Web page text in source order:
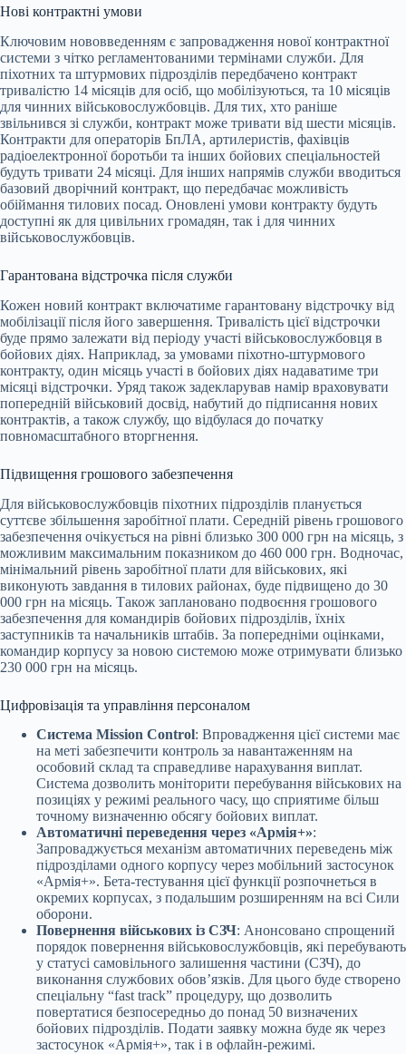
Нові контрактні умови
Ключовим нововведенням є запровадження нової контрактної
системи з чітко регламентованими термінами служби. Для
піхотних та штурмових підрозділів передбачено контракт
тривалістю 14 місяців для осіб, що мобілізуються, та 10 місяців
для чинних військовослужбовців. Для тих, хто раніше
звільнився зі служби, контракт може тривати від шести місяців.
Контракти для операторів БпЛА, артилеристів, фахівців
радіоелектронної боротьби та інших бойових спеціальностей
будуть тривати 24 місяці. Для інших напрямів служби вводиться
базовий дворічний контракт, що передбачає можливість
обіймання тилових посад. Оновлені умови контракту будуть
доступні як для цивільних громадян, так і для чинних
військовослужбовців.
Гарантована відстрочка після служби
Кожен новий контракт включатиме гарантовану відстрочку від
мобілізації після його завершення. Тривалість цієї відстрочки
буде прямо залежати від періоду участі військовослужбовця в
бойових діях. Наприклад, за умовами піхотно-штурмового
контракту, один місяць участі в бойових діях надаватиме три
місяці відстрочки. Уряд також задекларував намір враховувати
попередній військовий досвід, набутий до підписання нових
контрактів, а також службу, що відбулася до початку
повномасштабного вторгнення.
Підвищення грошового забезпечення
Для військовослужбовців піхотних підрозділів планується
суттєве збільшення заробітної плати. Середній рівень грошового
забезпечення очікується на рівні близько 300 000 грн на місяць, з
можливим максимальним показником до 460 000 грн. Водночас,
мінімальний рівень заробітної плати для військових, які
виконують завдання в тилових районах, буде підвищено до 30
000 грн на місяць. Також заплановано подвоєння грошового
забезпечення для командирів бойових підрозділів, їхніх
заступників та начальників штабів. За попередніми оцінками,
командир корпусу за новою системою може отримувати близько
230 000 грн на місяць.
Цифровізація та управління персоналом
Система Mission Control: Впровадження цієї системи має
на меті забезпечити контроль за навантаженням на
особовий склад та справедливе нарахування виплат.
Система дозволить моніторити перебування військових на
позиціях у режимі реального часу, що сприятиме більш
точному визначенню обсягу бойових виплат.
Автоматичні переведення через «Армія+»:
Запроваджується механізм автоматичних переведень між
підрозділами одного корпусу через мобільний застосунок
«Армія+». Бета-тестування цієї функції розпочнеться в
окремих корпусах, з подальшим розширенням на всі Сили
оборони.
Повернення військових із СЗЧ: Анонсовано спрощений
порядок повернення військовослужбовців, які перебувають
у статусі самовільного залишення частини (СЗЧ), до
виконання службових обов’язків. Для цього буде створено
спеціальну “fast track” процедуру, що дозволить
повертатися безпосередньо до понад 50 визначених
бойових підрозділів. Подати заявку можна буде як через
застосунок «Армія+», так і в офлайн-режимі.